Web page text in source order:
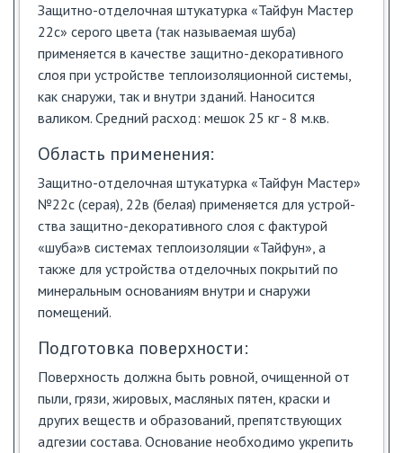
Защитно-отделочная штукатурка «Тайфун Мастер
22с» серого цвета (так называемая шуба)
применяется в качестве защитно-декоративного
слоя при устройстве теплоизоляционной системы,
как снаружи, так и внутри зданий. Наносится
валиком. Средний расход: мешок 25 кг - 8 м.кв.
Область применения:
Защитно-отделочная штукатурка «Тайфун Мастер»
№22с (серая), 22в (белая) применяется для устрой­
ства защитно-декоративного слоя с фактурой
«шуба»в системах теплоизоляции «Тайфун», а
также для устройства отделочных покрытий по
минеральным основаниям внутри и снаружи
помещений.
Подготовка поверхности:
Поверхность должна быть ровной, очищенной от
пыли, грязи, жировых, масляных пятен, краски и
других веществ и образований, препятству­ющих
адгезии состава. Основание необхо­димо укрепить